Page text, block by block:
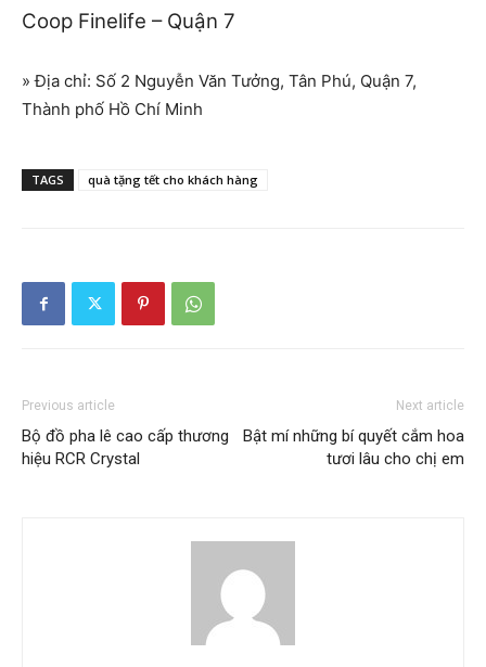
Coop Finelife – Quận 7
» Địa chỉ: Số 2 Nguyễn Văn Tưởng, Tân Phú, Quận 7,
Thành phố Hồ Chí Minh
TAGS quà tặng tết cho khách hàng
Previous article
Bộ đồ pha lê cao cấp thương
hiệu RCR Crystal
Next article
Bật mí những bí quyết cắm hoa
tươi lâu cho chị em